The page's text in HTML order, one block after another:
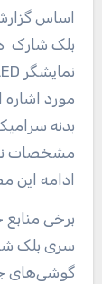
اساس
مورد اشاره
بدنه‌
مشخصات
ادامه این
برخی